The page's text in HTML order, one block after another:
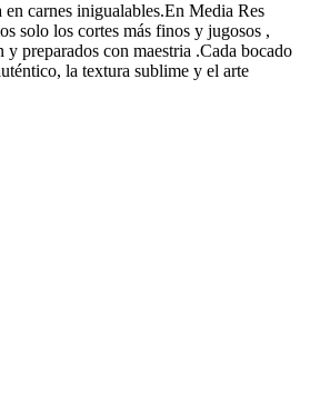
carnes inigualables.En Media Res
solo los cortes más finos y jugosos ,
y preparados con maestria .Cada bocado
la textura sublime y el arte